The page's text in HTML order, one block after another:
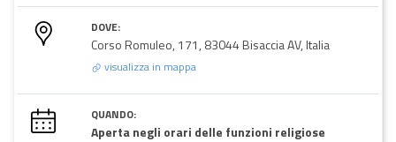
DOVE:
Corso Romuleo, 171, 83044 Bisaccia AV, Italia
visualizza in mappa
QUANDO:
Aperta negli orari delle funzioni religiose